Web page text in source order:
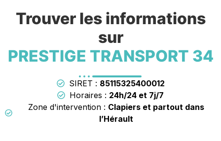
Trouver les informations
sur
PRESTIGE TRANSPORT 34
SIRET : 85115325400012
Horaires : 24h/24 et 7j/7
Zone d'intervention : Clapiers et partout dans
l’Hérault